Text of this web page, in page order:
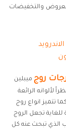
والتخفيضات
روج ميبلين
لألوانه الرائعة
تتميز انواع روج
للغاية تجعل الروج
الذي تبحث عنه كل